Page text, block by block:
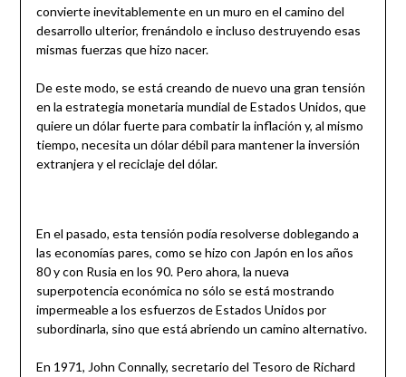
convierte inevitablemente en un muro en el camino del
desarrollo ulterior, frenándolo e incluso destruyendo esas
mismas fuerzas que hizo nacer.
De este modo, se está creando de nuevo una gran tensión
en la estrategia monetaria mundial de Estados Unidos, que
quiere un dólar fuerte para combatir la inflación y, al mismo
tiempo, necesita un dólar débil para mantener la inversión
extranjera y el reciclaje del dólar.
En el pasado, esta tensión podía resolverse doblegando a
las economías pares, como se hizo con Japón en los años
80 y con Rusia en los 90. Pero ahora, la nueva
superpotencia económica no sólo se está mostrando
impermeable a los esfuerzos de Estados Unidos por
subordinarla, sino que está abriendo un camino alternativo.
En 1971, John Connally, secretario del Tesoro de Richard